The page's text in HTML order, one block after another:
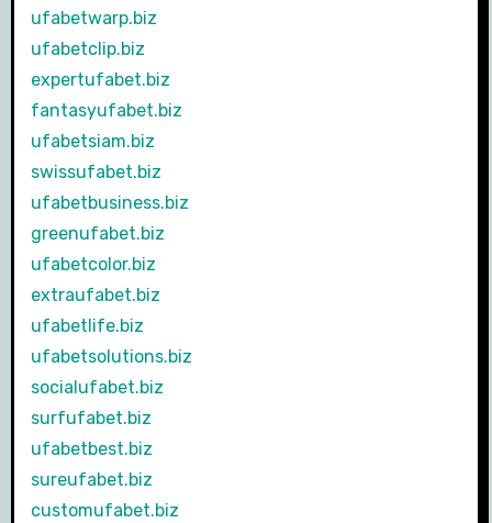
ufabetwarp.biz
ufabetclip.biz
expertufabet.biz
fantasyufabet.biz
ufabetsiam.biz
swissufabet.biz
ufabetbusiness.biz
greenufabet.biz
ufabetcolor.biz
extraufabet.biz
ufabetlife.biz
ufabetsolutions.biz
socialufabet.biz
surfufabet.biz
ufabetbest.biz
sureufabet.biz
customufabet.biz